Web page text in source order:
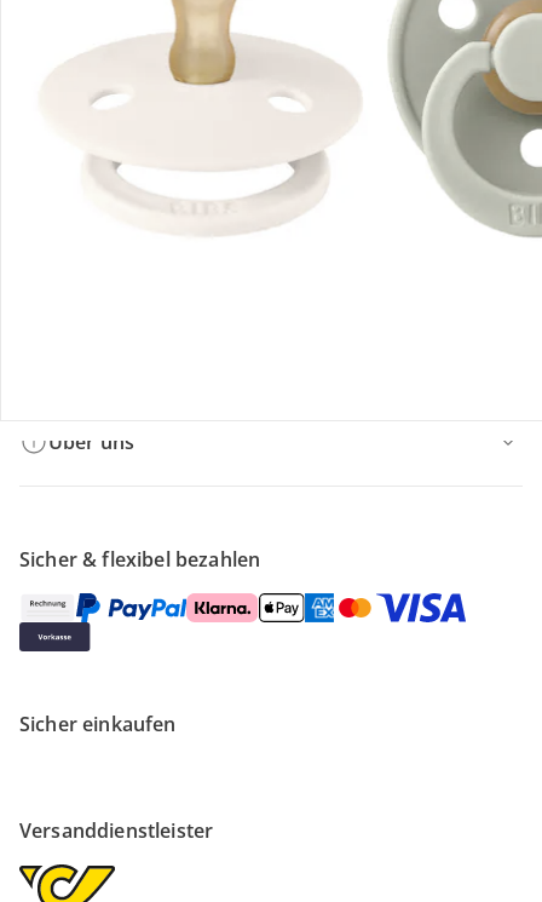
Retoure & Reklamation
Gutscheine & Aktionen
Über uns
Sicher & flexibel bezahlen
Sicher einkaufen
Versanddienstleister